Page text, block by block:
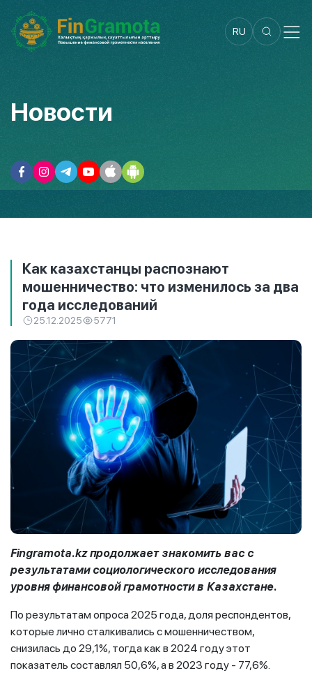
RU
Новости
Как казахстанцы распознают
мошенничество: что изменилось за два
года исследований
25.12.2025 5771
Fingramota.kz продолжает знакомить вас с
результатами социологического исследования
уровня финансовой грамотности в Казахстане.
По результатам опроса 2025 года, доля респондентов,
которые лично сталкивались с мошенничеством,
снизилась до 29,1%, тогда как в 2024 году этот
показатель составлял 50,6%, а в 2023 году - 77,6%.